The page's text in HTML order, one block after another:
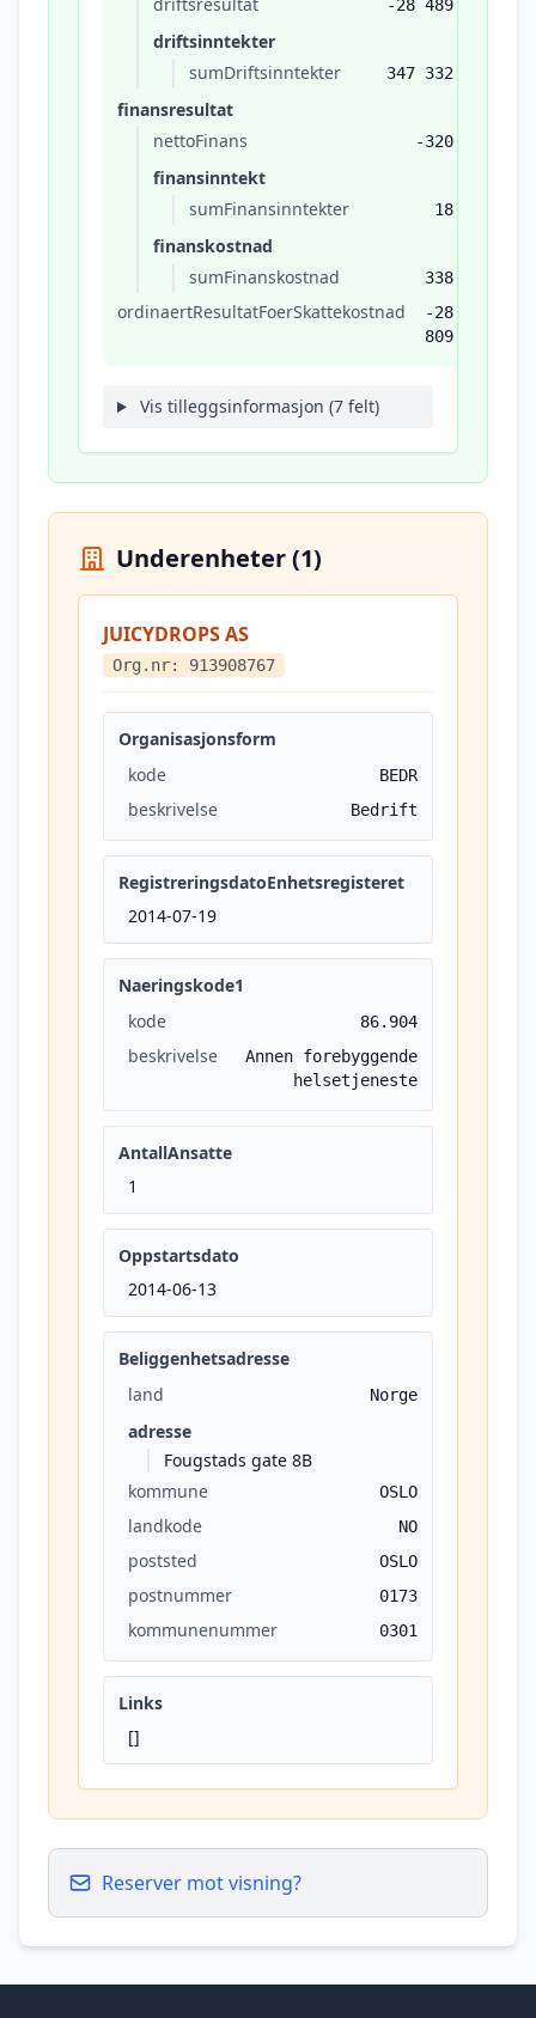
-28 489
driftsinntekter
sumDriftsinntekter
347 332
finansresultat
nettoFinans
-320
finansinntekt
sumFinansinntekter
18
finanskostnad
sumFinanskostnad
338
ordinaertResultatFoerSkattekostnad
-28
809
Vis tilleggsinformasjon (7 felt)
Underenheter (1)
JUICYDROPS AS
Org.nr: 913908767
Organisasjonsform
kode
BEDR
beskrivelse Bedrift
RegistreringsdatoEnhetsregisteret
2014-07-19
Naeringskode1
kode
86.904
beskrivelse
Annen forebyggende
helsetjeneste
AntallAnsatte
1
Oppstartsdato
2014-06-13
Beliggenhetsadresse
land
Norge
adresse
Fougstads gate 8B
kommune
OSLO
landkode NO
poststed OSLO
postnummer 0173
kommunenummer 0301
Links
[]
Reserver mot visning?